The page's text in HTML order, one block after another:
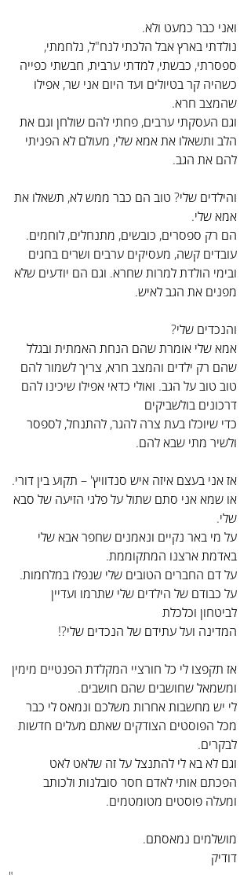
ואני כבר כמעט ולא.
נולדתי בארץ אבל הלכתי לנח"ל, נלחמתי,
ספסרתי, כבשתי, למדתי ערבית, חבשתי כפייה
כשהיה קר בטיולים ועד היום אני שר, אפילו
שהמצב חרא.
וגם העסקתי ערבים, פחתי להם שולחן וגם את
הלב ותשאלו את אמא שלי, מעולם לא הפניתי
להם את הגב.
והילדים שלי? טוב הם כבר ממש לא, תשאלו את
אמא שלי.
הם רק ספסרים, כובשים, מתנחלים, לוחמים.
עובדים קשה, מעסיקים ערבים ושרים בחגים
ובימי הולדת למרות שחרא. וגם הם יודעים שלא
מפנים את הגב לאיש.
והנכדים שלי?
אמא שלי אומרת שהם הנחת האמתית ובגלל
שהם רק ילדים והמצב חרא, צריך לשמור להם
טוב טוב על הגב. ואולי כדאי אפילו שיכינו להם
דרכונים בולשביקים
כדי שיוכלו בעת צרה להגר, להתנחל, לספסר
ולשיר מתי שבא להם.
אז אני בעצם איזה איש סנדוויץ' – תקוע בין דורי.
או שמא אני סתם שתול על פלגי הזיעה של סבא
שלי.
על מי באר נקיים ונאמנים שחפר אבא שלי
באדמת ארצנו המתקוממת.
על דם החברים הטובים שלי שנפלו במלחמות.
על כבודם של הילדים שלי שתרמו ועדיין
לביטחון וכלכלת
המדינה ועל עתידם של הנכדים שלי?!
אז תקפצו לי כל חורציי המקלדת הפנטיים מימין
ומשמאל שחושבים שהם חושבים.
לי יש מחשבות אחרות משלכם ונמאס לי כבר
מכל הפוסטים הצודקים שאתם מעלים חדשות
לבקרים.
וגם לא בא לי להתנצל על זה שלאט לאט
הפכתם אותי לאדם חסר סובלנות ולכותב
ומעלה פוסטים מטומטמים.
מושלמים נמאסתם.
דודיק
"